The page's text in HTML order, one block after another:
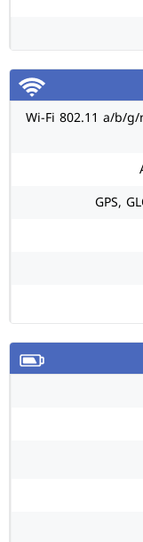
Wi-Fi 802.11 a/b/
GPS,